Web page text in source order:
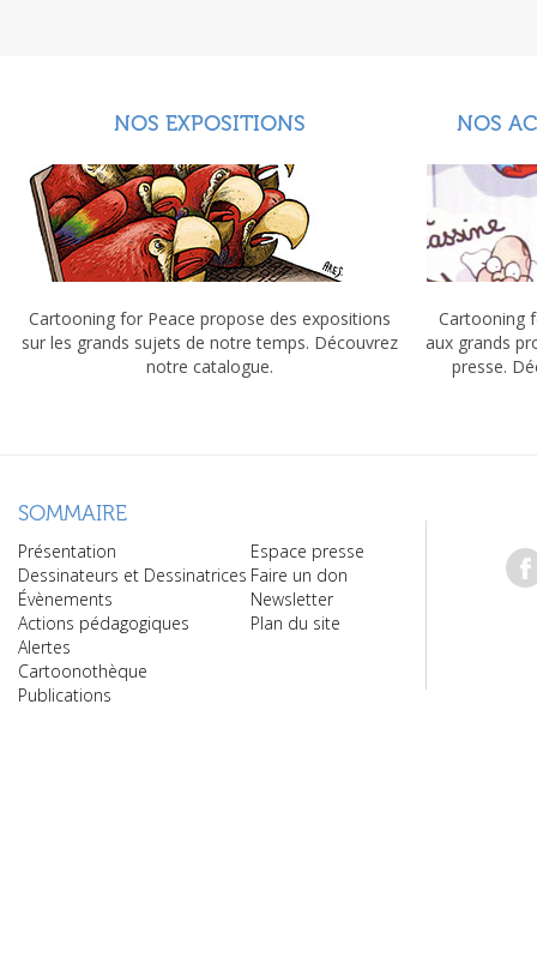
NOS EXPOSITIONS
Cartooning for Peace propose des expositions
sur les grands sujets de notre temps. Découvrez
notre catalogue.
NOS
Cartooning
aux grands
presse.
SOMMAIRE
Présentation
Dessinateurs et Dessinatrices
Évènements
Actions pédagogiques
Alertes
Cartoonothèque
Publications
Espace presse
Faire un don
Newsletter
Plan du site